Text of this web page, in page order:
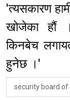
'त्यसकारण
खोजेका हौं
किनबेच
हुनेछ ।'
security board of